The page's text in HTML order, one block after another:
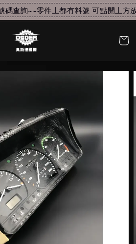
查詢~~零件上都有料號 可點開上方